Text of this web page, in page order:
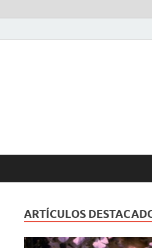
ARTÍCULOS